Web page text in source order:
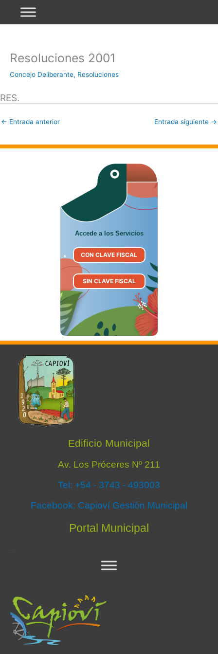
contenido
Resoluciones 2001
Concejo Deliberante, Resoluciones
RES.
← Entrada anterior Entrada siguiente →
Accede a los Servicios
CON CLAVE FISCAL
SIN CLAVE FISCAL
Edificio Municipal
Av. Los Próceres Nº 211
Tel: +54 - 3743 - 493003
Facebook: Capioví Gestión Municipal
Portal Municipal